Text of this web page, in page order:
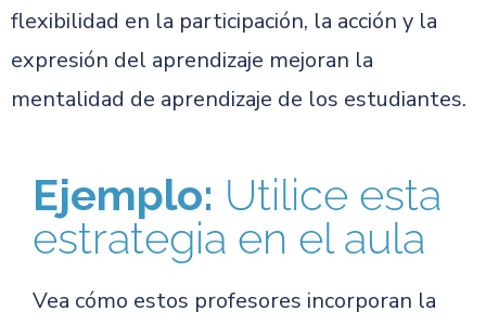
flexibilidad en la participación, la acción y la
expresión del aprendizaje mejoran la
mentalidad de aprendizaje de los estudiantes.
Ejemplo: Utilice esta
estrategia en el aula
Vea cómo estos profesores incorporan la